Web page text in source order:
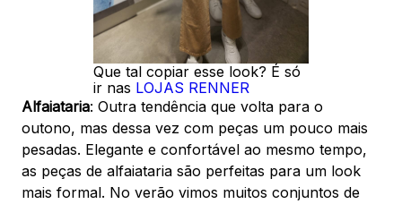
Que tal copiar esse look? É só
ir nas LOJAS RENNER
Alfaiataria: Outra tendência que volta para o
outono, mas dessa vez com peças um pouco mais
pesadas. Elegante e confortável ao mesmo tempo,
as peças de alfaiataria são perfeitas para um look
mais formal. No verão vimos muitos conjuntos de